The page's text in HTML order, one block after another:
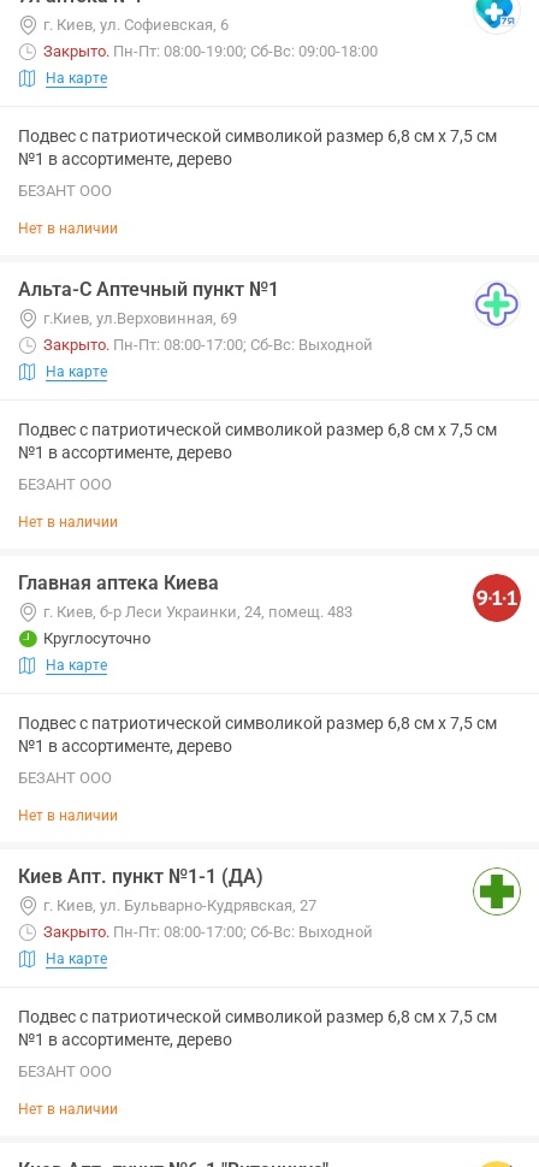
г. Киев, ул. Софиевская, 6
Закрыто. Пн-Пт: 08:00-19:00; Сб-Вс: 09:00-18:00
На карте
Подвес с патриотической символикой размер 6,8 см х 7,5 см
№1 в ассортименте, дерево
БЕЗАНТ ООО
Нет в наличии
Альта-С Аптечный пункт №1
г.Киев, ул.Верховинная, 69
Закрыто. Пн-Пт: 08:00-17:00; Сб-Вс: Выходной
На карте
Подвес с патриотической символикой размер 6,8 см х 7,5 см
№1 в ассортименте, дерево
БЕЗАНТ ООО
Нет в наличии
Главная аптека Киева
г. Киев, б-р Леси Украинки, 24, помещ. 483
Круглосуточно
На карте
Подвес с патриотической символикой размер 6,8 см х 7,5 см
№1 в ассортименте, дерево
БЕЗАНТ ООО
Нет в наличии
Киев Апт. пункт №1-1 (ДА)
г. Киев, ул. Бульварно-Кудрявская, 27
Закрыто. Пн-Пт: 08:00-17:00; Сб-Вс: Выходной
На карте
Подвес с патриотической символикой размер 6,8 см х 7,5 см
№1 в ассортименте, дерево
БЕЗАНТ ООО
Нет в наличии